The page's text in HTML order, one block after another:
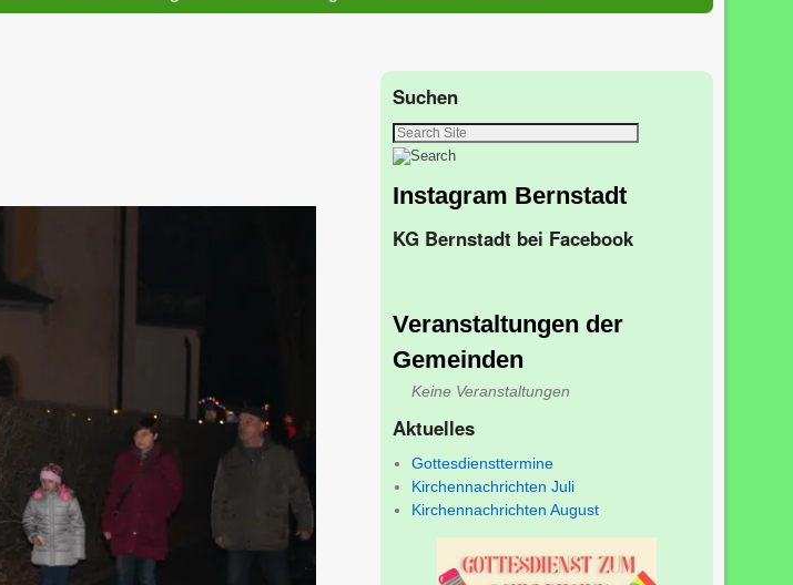
Suchen
Instagram Bernstadt
KG Bernstadt bei Facebook
Veranstaltungen der
Gemeinden
Keine Veranstaltungen
Aktuelles
Gottesdiensttermine
Kirchennachrichten Juli
Kirchennachrichten August